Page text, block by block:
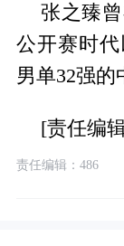
张之臻
公开赛时
男单32强的
[责任编
责任编辑：486